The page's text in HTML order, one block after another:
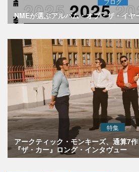
NMEが選ぶアルバム・オブ・ザ・イヤ
特集
アークティック・モンキーズ、通算7
『ザ・カー』ロング・インタヴュー